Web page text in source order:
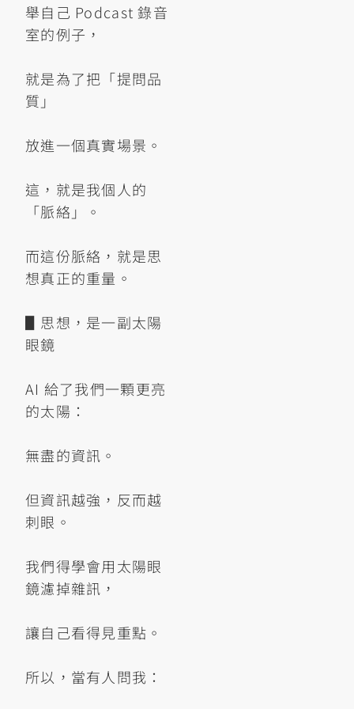
舉自己 Podcast 錄音
室的例子，
就是為了把「提問品
質」
放進一個真實場景。
這，就是我個人的
「脈絡」。
而這份脈絡，就是思
想真正的重量。
▋思想，是一副太陽
眼鏡
AI 給了我們一顆更亮
的太陽：
無盡的資訊。
但資訊越強，反而越
刺眼。
我們得學會用太陽眼
鏡濾掉雜訊，
讓自己看得見重點。
所以，當有人問我：